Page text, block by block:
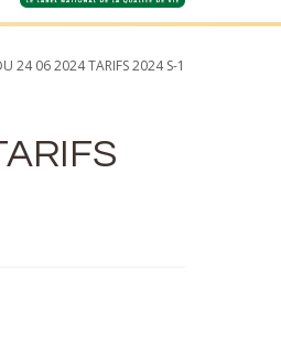
24 06 2024 TARIFS 2024 S-1